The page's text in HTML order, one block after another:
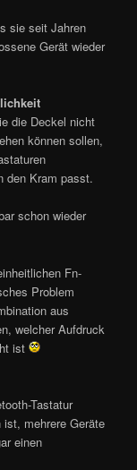
sie seit Jahren
Gerät wieder
die Deckel nicht
können sollen,
den Kram passt.
schon wieder
Fn-
Problem
aus
welcher Aufdruck
ist
Tastatur
mehrere Geräte
einen